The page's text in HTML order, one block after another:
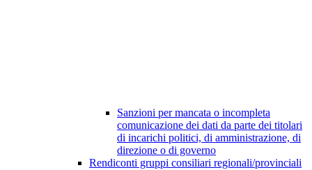
Sanzioni per mancata o incompleta
comunicazione dei dati da parte dei titolari
di incarichi politici, di amministrazione, di
direzione o di governo
Rendiconti gruppi consiliari regionali/provinciali